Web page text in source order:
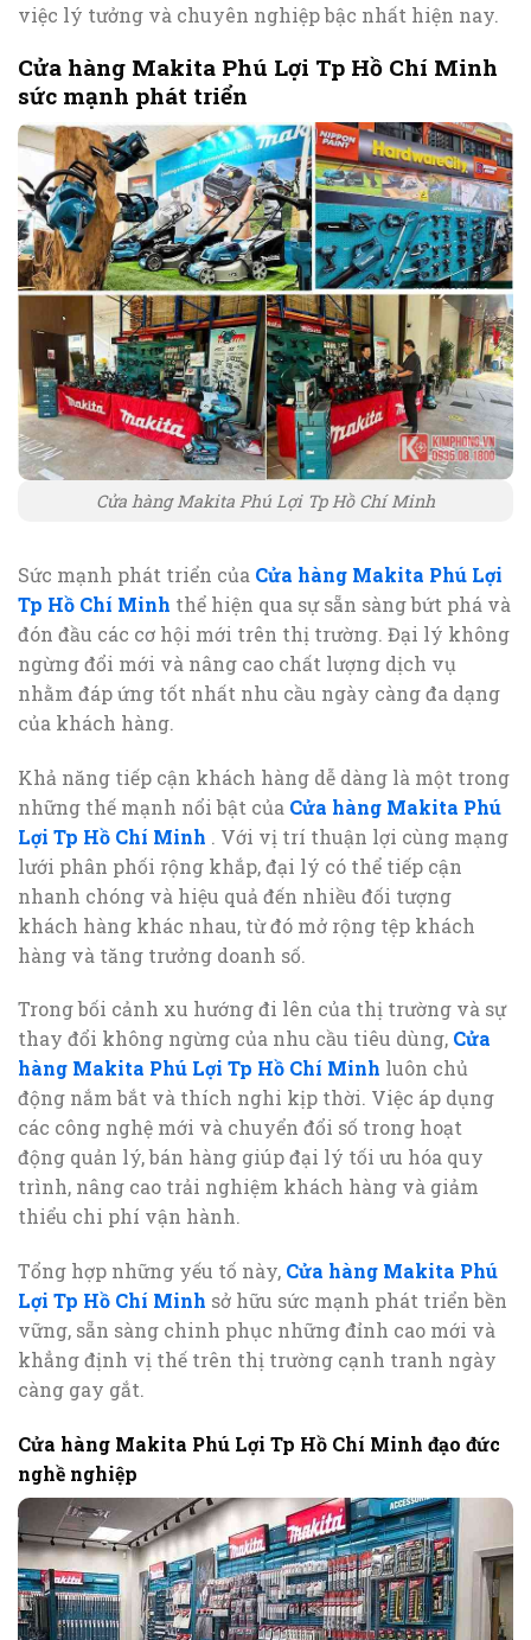
việc lý tưởng và chuyên nghiệp bậc nhất hiện nay.
Cửa hàng Makita Phú Lợi Tp Hồ Chí Minh
sức mạnh phát triển
Cửa hàng Makita Phú Lợi Tp Hồ Chí Minh
Sức mạnh phát triển của Cửa hàng Makita Phú Lợi
Tp Hồ Chí Minh thể hiện qua sự sẵn sàng bứt phá và
đón đầu các cơ hội mới trên thị trường. Đại lý không
ngừng đổi mới và nâng cao chất lượng dịch vụ
nhằm đáp ứng tốt nhất nhu cầu ngày càng đa dạng
của khách hàng.
Khả năng tiếp cận khách hàng dễ dàng là một trong
những thế mạnh nổi bật của Cửa hàng Makita Phú
Lợi Tp Hồ Chí Minh . Với vị trí thuận lợi cùng mạng
lưới phân phối rộng khắp, đại lý có thể tiếp cận
nhanh chóng và hiệu quả đến nhiều đối tượng
khách hàng khác nhau, từ đó mở rộng tệp khách
hàng và tăng trưởng doanh số.
Trong bối cảnh xu hướng đi lên của thị trường và sự
thay đổi không ngừng của nhu cầu tiêu dùng, Cửa
hàng Makita Phú Lợi Tp Hồ Chí Minh luôn chủ
động nắm bắt và thích nghi kịp thời. Việc áp dụng
các công nghệ mới và chuyển đổi số trong hoạt
động quản lý, bán hàng giúp đại lý tối ưu hóa quy
trình, nâng cao trải nghiệm khách hàng và giảm
thiểu chi phí vận hành.
Tổng hợp những yếu tố này, Cửa hàng Makita Phú
Lợi Tp Hồ Chí Minh sở hữu sức mạnh phát triển bền
vững, sẵn sàng chinh phục những đỉnh cao mới và
khẳng định vị thế trên thị trường cạnh tranh ngày
càng gay gắt.
Cửa hàng Makita Phú Lợi Tp Hồ Chí Minh đạo đức
nghề nghiệp